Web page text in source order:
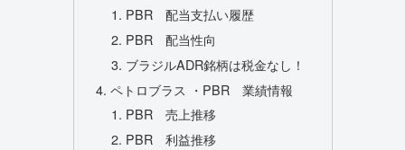
PBR 配当支払い履歴
PBR 配当性向
ブラジルADR銘柄は税金なし！
ペトロブラス ・PBR 業績情報
PBR 売上推移
PBR 利益推移